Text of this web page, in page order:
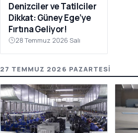
Denizciler ve Tatilciler
Dikkat: Güney Ege’ye
Fırtına Geliyor!
28 Temmuz 2026 Salı
27 TEMMUZ 2026 PAZARTESI